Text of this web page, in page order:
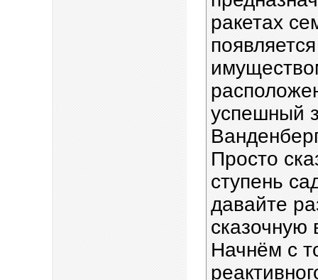
ракетах
успешный
Просто
ступень
давайте
сказочную
Начнём с